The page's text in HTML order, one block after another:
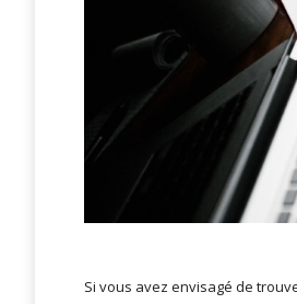
Si vous avez envisagé de